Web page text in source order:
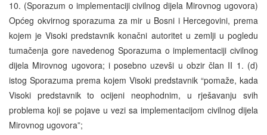
10. (Sporazum o implementaciji civilnog dijela Mirovnog ugovora)
Općeg okvirnog sporazuma za mir u Bosni i Hercegovini, prema
kojem je Visoki predstavnik konačni autoritet u zemlji u pogledu
tumačenja gore navedenog Sporazuma o implementaciji civilnog
dijela Mirovnog ugovora; i posebno uzevši u obzir član II 1. (d)
istog Sporazuma prema kojem Visoki predstavnik “pomaže, kada
Visoki predstavnik to ocijeni neophodnim, u rješavanju svih
problema koji se pojave u vezi sa implementacijom civilnog dijela
Mirovnog ugovora”;